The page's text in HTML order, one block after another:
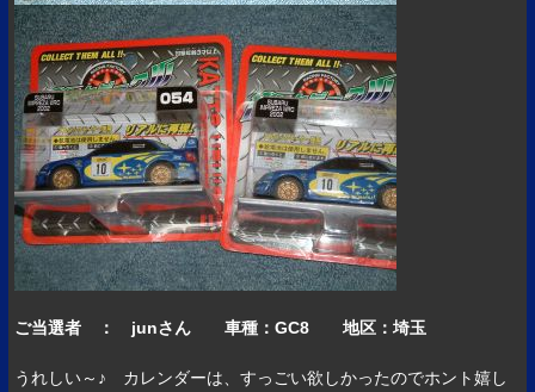
ご当選者 ： junさん 車種：GC8 地区：埼玉
うれしい～♪ カレンダーは、すっごい欲しかったのでホント嬉し